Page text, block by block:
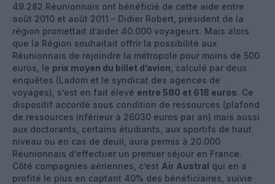
49.282 Réunionnais ont bénéficié de cette aide entre
août 2010 et août 2011 – Didier Robert, président de la
région promettait d’aider 40.000 voyageurs. Mais alors
que la Région souhaitait offrir la possibilité aux
Réunionnais de rejoindre la métropole pour moins de 500
euros, le prix moyen du billet d’avion , calculé par deux
enquêtes (Ladom et le syndicat des agences de
voyages), s’est en fait élevé entre 580 et 618 euros. Ce
dispositif accordé sous condition de ressources (plafond
de ressources inférieur à 26030 euros par an) mais aussi
aux doctorants, certains étudiants, aux sportifs de haut
niveau ou en cas de deuil, aura permis à 20.000
Réunionnais d’effectuer un premier séjour en France.
Côté compagnies aériennes, c’est Air Austral qui en a
profité le plus en captant 40% des bénéficiaires, suivie